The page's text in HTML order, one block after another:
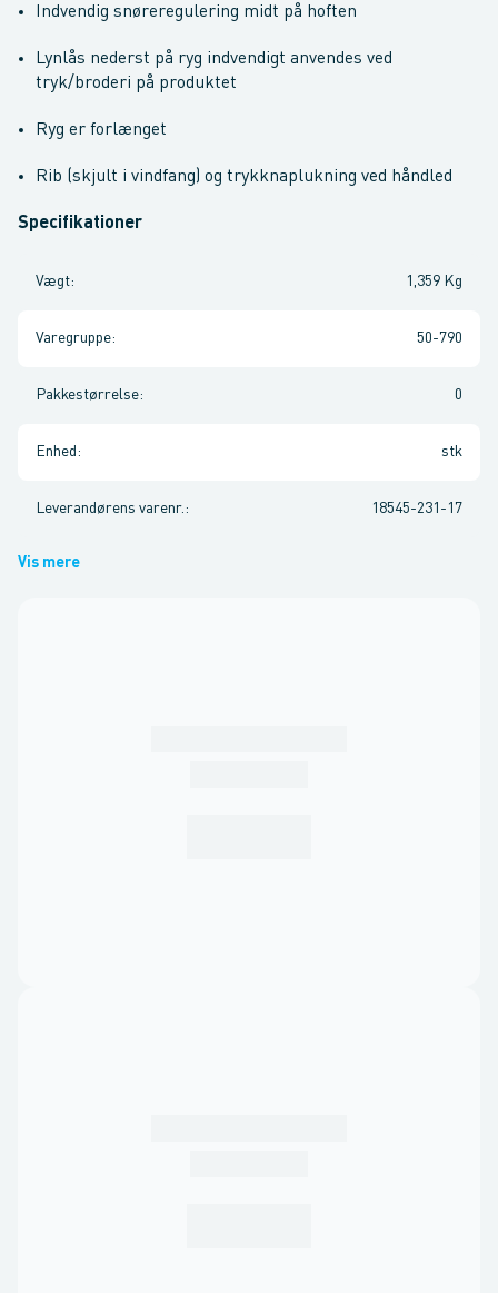
Indvendig snøreregulering midt på hoften
Lynlås nederst på ryg indvendigt anvendes ved
tryk/broderi på produktet
Ryg er forlænget
Rib (skjult i vindfang) og trykknaplukning ved håndled
Specifikationer
Vægt: 1,359 Kg
Varegruppe: 50-790
Pakkestørrelse: 0
Enhed : stk
Leverandørens varenr. : 18545-231-17
Vis mere